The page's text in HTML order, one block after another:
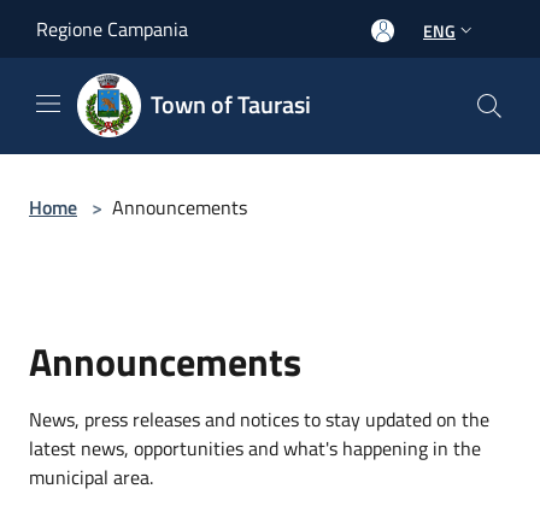
Regione Campania ENG
Town of Taurasi
Home > Announcements
Announcements
News, press releases and notices to stay updated on the
latest news, opportunities and what's happening in the
municipal area.